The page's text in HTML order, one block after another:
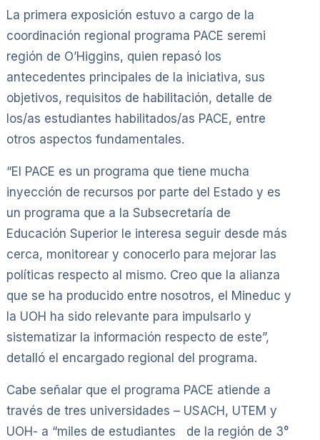
La primera exposición estuvo a cargo de la
coordinación regional programa PACE seremi
región de O’Higgins, quien repasó los
antecedentes principales de la iniciativa, sus
objetivos, requisitos de habilitación, detalle de
los/as estudiantes habilitados/as PACE, entre
otros aspectos fundamentales.
“El PACE es un programa que tiene mucha
inyección de recursos por parte del Estado y es
un programa que a la Subsecretaría de
Educación Superior le interesa seguir desde más
cerca, monitorear y conocerlo para mejorar las
políticas respecto al mismo. Creo que la alianza
que se ha producido entre nosotros, el Mineduc y
la UOH ha sido relevante para impulsarlo y
sistematizar la información respecto de este”,
detalló el encargado regional del programa.
Cabe señalar que el programa PACE atiende a
través de tres universidades – USACH, UTEM y
UOH- a “miles de estudiantes de la región de 3°